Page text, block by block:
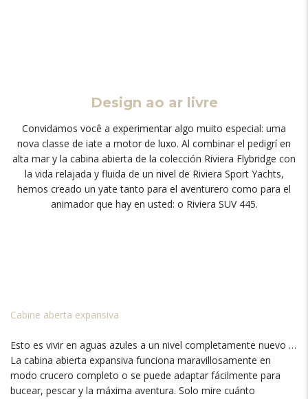
Design ao ar livre
Convidamos você a experimentar algo muito especial: uma
nova classe de iate a motor de luxo. Al combinar el pedigrí en
alta mar y la cabina abierta de la colección Riviera Flybridge con
la vida relajada y fluida de un nivel de Riviera Sport Yachts,
hemos creado un yate tanto para el aventurero como para el
animador que hay en usted: o Riviera SUV 445.
Cabine aberta expansiva
Esto es vivir en aguas azules a un nivel completamente nuevo …
La cabina abierta expansiva funciona maravillosamente en
modo crucero completo o se puede adaptar fácilmente para
bucear, pescar y la máxima aventura. Solo mire cuánto